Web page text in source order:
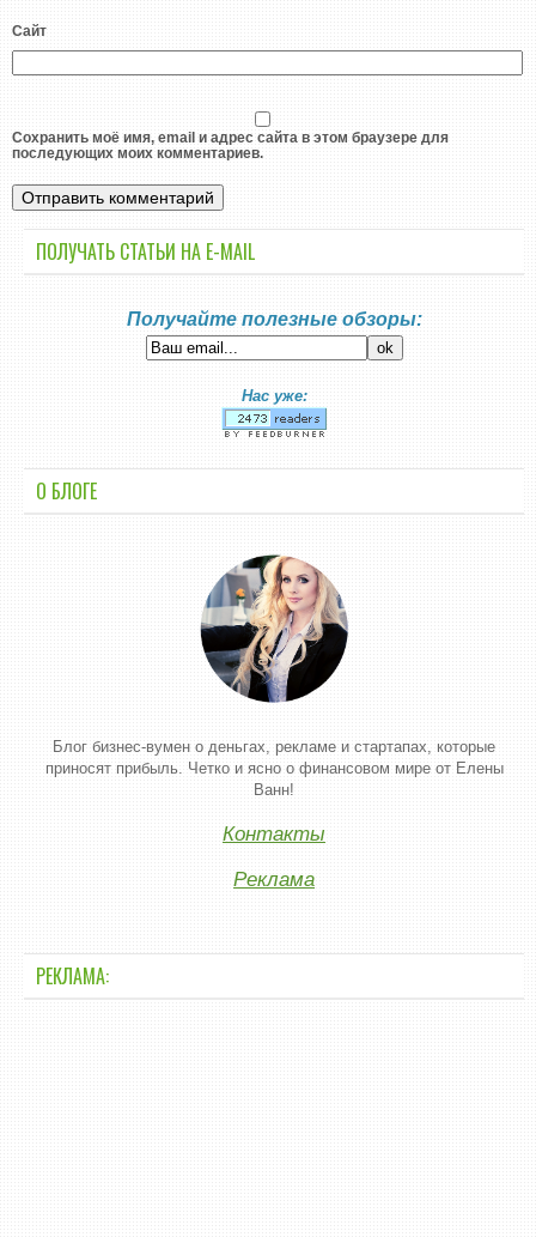
Сайт
Сохранить моё имя, email и адрес сайта в этом браузере для
последующих моих комментариев.
ПОЛУЧАТЬ СТАТЬИ НА E-MАIL
Получайте полезные обзоры:
Нас уже:
О БЛОГЕ
Блог бизнес-вумен о деньгах, рекламе и стартапах, которые
приносят прибыль. Четко и ясно о финансовом мире от Елены
Ванн!
Контакты
Реклама
РЕКЛАМА: